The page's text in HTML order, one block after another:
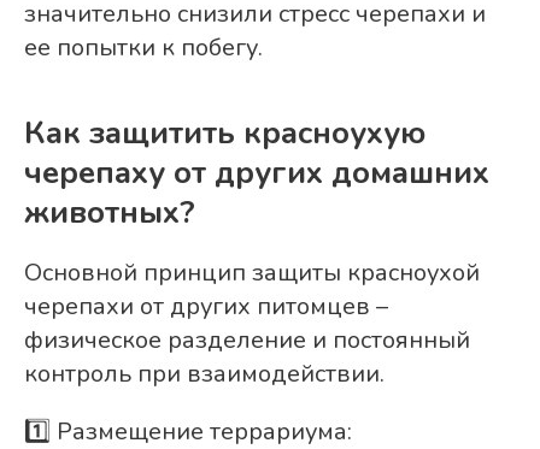
значительно снизили стресс черепахи и
ее попытки к побегу.
Как защитить красноухую
черепаху от других домашних
животных?
Основной принцип защиты красноухой
черепахи от других питомцев –
физическое разделение и постоянный
контроль при взаимодействии.
1️⃣ Размещение террариума: